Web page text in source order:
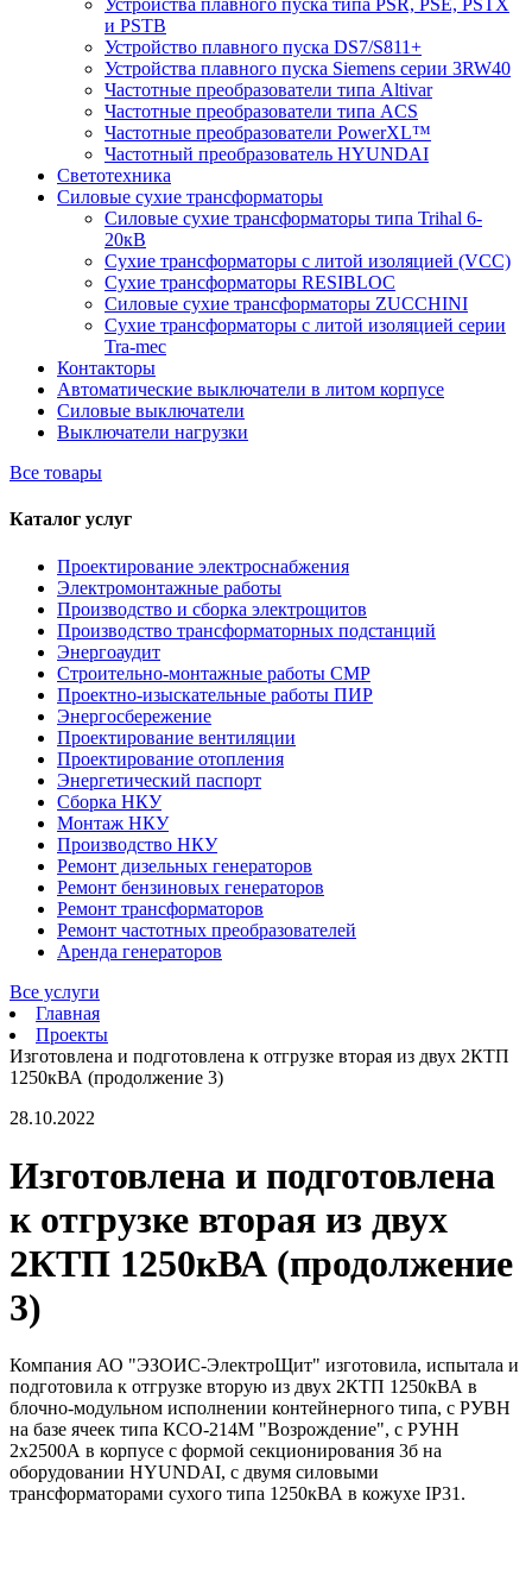
Устройства плавного пуска типа PSR, PSE, PSTX
и PSTB
Устройство плавного пуска DS7/S811+
Устройства плавного пуска Siemens серии 3RW40
Частотные преобразователи типа Altivar
Частотные преобразователи типа ACS
Частотные преобразователи PowerXL™
Частотный преобразователь HYUNDAI
Светотехника
Силовые сухие трансформаторы
Силовые сухие трансформаторы типа Trihal 6-
20кВ
Сухие трансформаторы с литой изоляцией (VCC)
Сухие трансформаторы RESIBLOC
Силовые сухие трансформаторы ZUCCHINI
Сухие трансформаторы с литой изоляцией серии
Tra-mec
Контакторы
Автоматические выключатели в литом корпусе
Силовые выключатели
Выключатели нагрузки
Все товары
Каталог услуг
Проектирование электроснабжения
Электромонтажные работы
Производство и сборка электрощитов
Производство трансформаторных подстанций
Энергоаудит
Строительно-монтажные работы СМР
Проектно-изыскательные работы ПИР
Энергосбережение
Проектирование вентиляции
Проектирование отопления
Энергетический паспорт
Сборка НКУ
Монтаж НКУ
Производство НКУ
Ремонт дизельных генераторов
Ремонт бензиновых генераторов
Ремонт трансформаторов
Ремонт частотных преобразователей
Аренда генераторов
Все услуги
Главная
Проекты
Изготовлена и подготовлена к отгрузке вторая из двух 2КТП
1250кВА (продолжение 3)
28.10.2022
Изготовлена и подготовлена
к отгрузке вторая из двух
2КТП 1250кВА (продолжение
3)
Компания АО "ЭЗОИС-ЭлектроЩит" изготовила, испытала и
подготовила к отгрузке вторую из двух 2КТП 1250кВА в
блочно-модульном исполнении контейнерного типа, с РУВН
на базе ячеек типа КСО-214М "Возрождение", с РУНН
2х2500А в корпусе с формой секционирования 3б на
оборудовании HYUNDAI, с двумя силовыми
трансформаторами сухого типа 1250кВА в кожухе IP31.